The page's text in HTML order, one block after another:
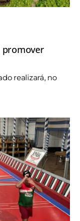
promover
realizará, no